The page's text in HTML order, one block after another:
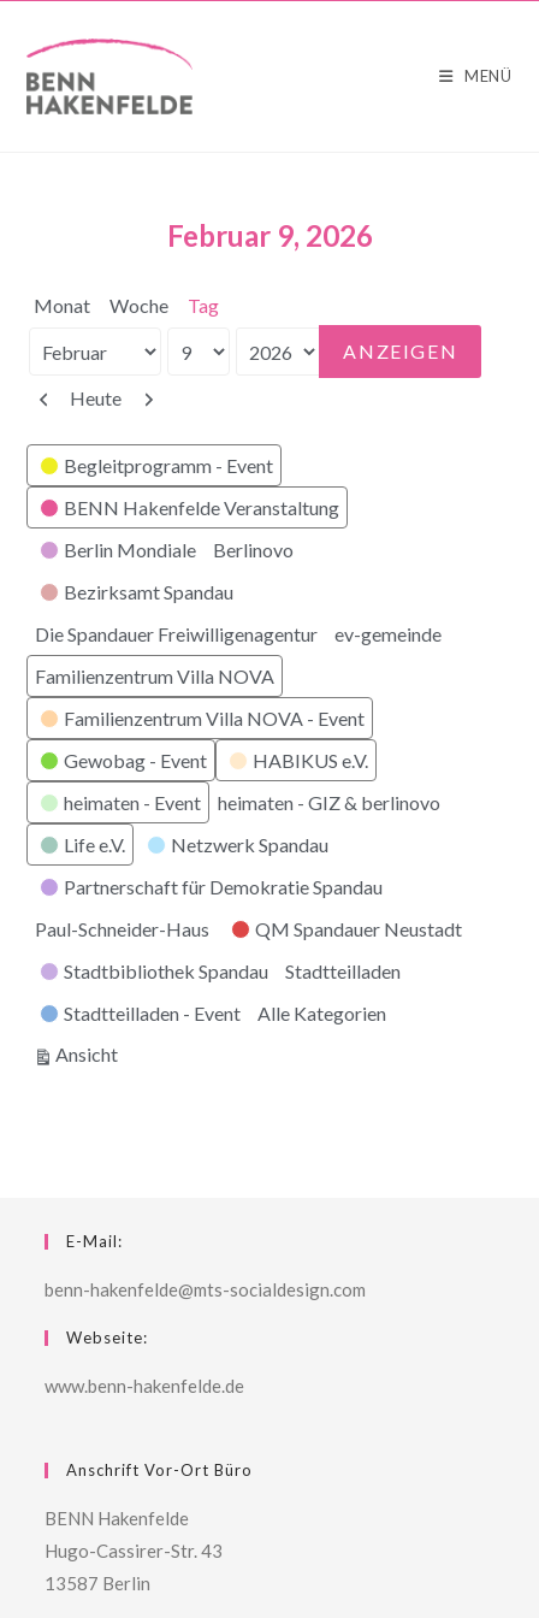
MENÜ
Februar 9, 2026
Monat Woche Tag
Monat
Tag
Jahr
Zurück
Heute Weiter
Kategorien
Begleitprogramm - Event
BENN Hakenfelde Veranstaltung
Berlin Mondiale
Berlinovo
Bezirksamt Spandau
Die Spandauer Freiwilligenagentur
ev-gemeinde
Familienzentrum Villa NOVA
Familienzentrum Villa NOVA - Event
Gewobag - Event
HABIKUS e.V.
heimaten - Event
heimaten - GIZ & berlinovo
Life e.V.
Netzwerk Spandau
Partnerschaft für Demokratie Spandau
Paul-Schneider-Haus
QM Spandauer Neustadt
Stadtbibliothek Spandau
Stadtteilladen
Stadtteilladen - Event
Alle Kategorien
Ansichtausdrucken
E-Mail:
benn-hakenfelde@mts-socialdesign.com
Webseite:
www.benn-hakenfelde.de
Anschrift Vor-Ort Büro
BENN Hakenfelde
Hugo-Cassirer-Str. 43
13587 Berlin